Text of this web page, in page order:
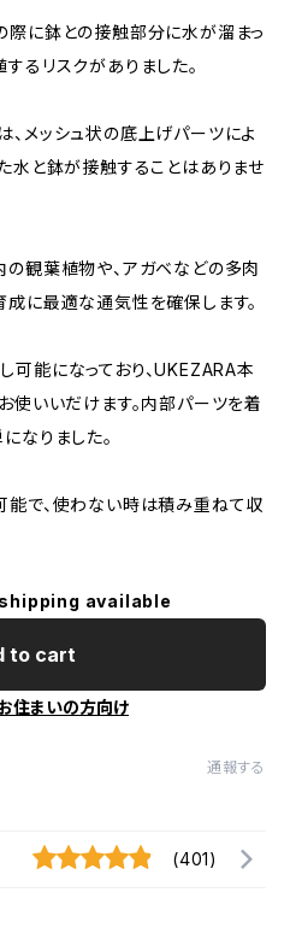
際に鉢との接触部分に水が溜まっ
るリスクがありました。
メッシュ状の底上げパーツによ
水と鉢が接触することはありませ
観葉植物や、アガベなどの多肉
に最適な通気性を確保します。
能になっており、UKEZARA本
使いいだけます。内部パーツを着
なりました。
能で、使わない時は積み重ねて収
available
to cart
住まいの方向け
通報する
(401)